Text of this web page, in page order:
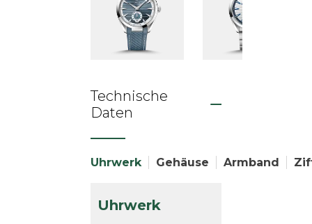
Technische
Daten
Uhrwerk Gehäuse Armband
Uhrwerk